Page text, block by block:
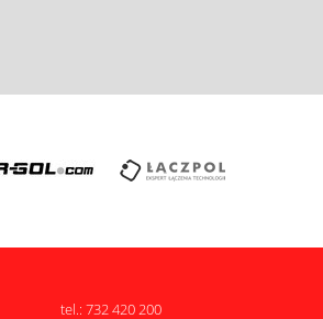
tel.: 732 420 200